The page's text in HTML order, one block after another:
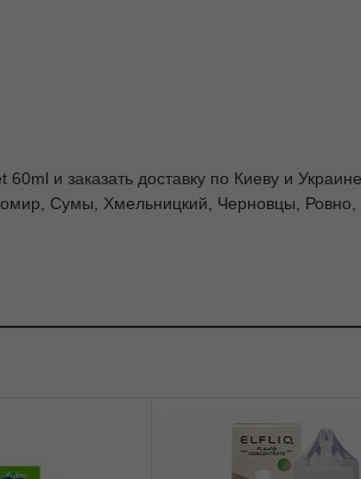
и заказать доставку по Киеву и
Сумы, Хмельницкий, Черновцы, Ровно,